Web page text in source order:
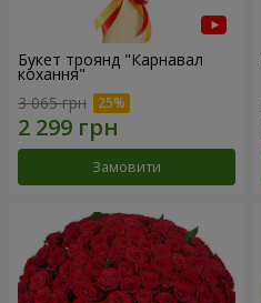
Букет троянд "Карнавал
кохання"
3 065 грн
Замовити